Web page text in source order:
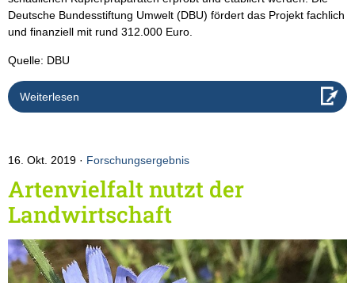
Deutsche Bundesstiftung Umwelt (DBU) fördert das Projekt fachlich
und finanziell mit rund 312.000 Euro.
Quelle: DBU
Weiterlesen
16. Okt. 2019 Forschungsergebnis
Artenvielfalt nutzt der
Landwirtschaft